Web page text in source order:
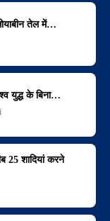
तेल में…
युद्ध के बिना…
25 शादियां करने